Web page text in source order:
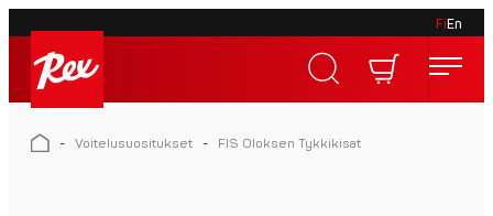
Skip
content
FiEn
Rex
- Voitelusuositukset - FIS Oloksen Tykkikisat